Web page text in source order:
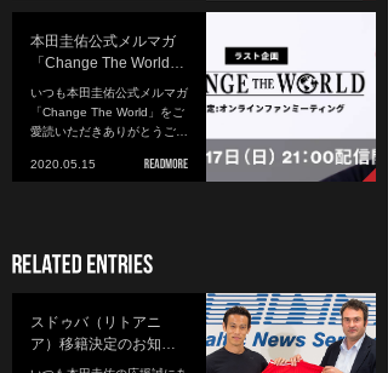
本田圭佑公式メルマガ
「Change The World…
いつも本田圭佑公式メルマガ
「Change The World」をご
愛読いただきありがとうご…
2020.05.15
スドゥバ（リトアニ
ア）移籍決定のお知…